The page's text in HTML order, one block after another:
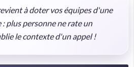
à doter vos équipes d'une
plus personne ne rate un
le contexte d'un appel !